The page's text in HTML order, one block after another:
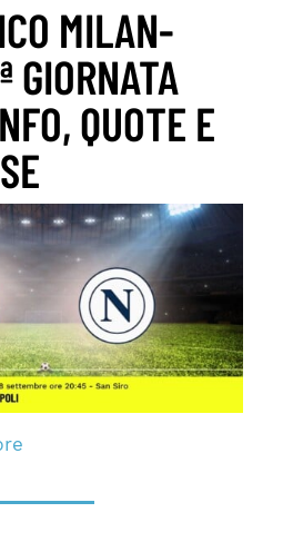
MILAN-
GIORNATA
QUOTE E